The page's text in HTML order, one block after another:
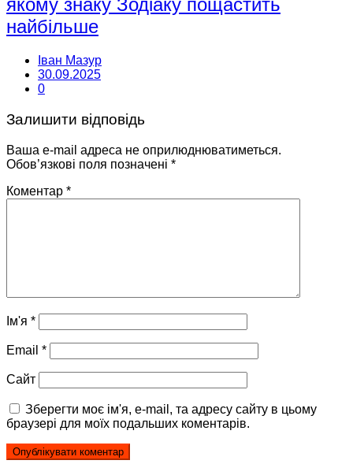
якому знаку Зодіаку пощастить
найбільше
Іван Мазур
30.09.2025
0
Залишити відповідь
Ваша e-mail адреса не оприлюднюватиметься.
Обов’язкові поля позначені *
Коментар *
Ім'я *
Email *
Сайт
Зберегти моє ім'я, e-mail, та адресу сайту в цьому
браузері для моїх подальших коментарів.